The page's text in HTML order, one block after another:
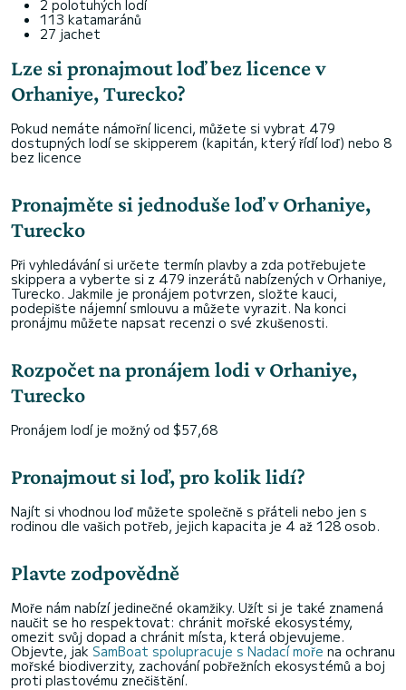
2 polotuhých lodí
113 katamaránů
27 jachet
Lze si pronajmout loď bez licence v
Orhaniye, Turecko?
Pokud nemáte námořní licenci, můžete si vybrat 479
dostupných lodí se skipperem (kapitán, který řídí loď) nebo 8
bez licence
Pronajměte si jednoduše loď v Orhaniye,
Turecko
Při vyhledávání si určete termín plavby a zda potřebujete
skippera a vyberte si z 479 inzerátů nabízených v Orhaniye,
Turecko. Jakmile je pronájem potvrzen, složte kauci,
podepište nájemní smlouvu a můžete vyrazit. Na konci
pronájmu můžete napsat recenzi o své zkušenosti.
Rozpočet na pronájem lodi v Orhaniye,
Turecko
Pronájem lodí je možný od $57,68
Pronajmout si loď, pro kolik lidí?
Najít si vhodnou loď můžete společně s přáteli nebo jen s
rodinou dle vašich potřeb, jejich kapacita je 4 až 128 osob.
Plavte zodpovědně
Moře nám nabízí jedinečné okamžiky. Užít si je také znamená
naučit se ho respektovat: chránit mořské ekosystémy,
omezit svůj dopad a chránit místa, která objevujeme.
Objevte, jak SamBoat spolupracuje s Nadací moře na ochranu
mořské biodiverzity, zachování pobřežních ekosystémů a boj
proti plastovému znečištění.